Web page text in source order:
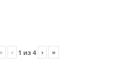
‹ 1 из 4 › »